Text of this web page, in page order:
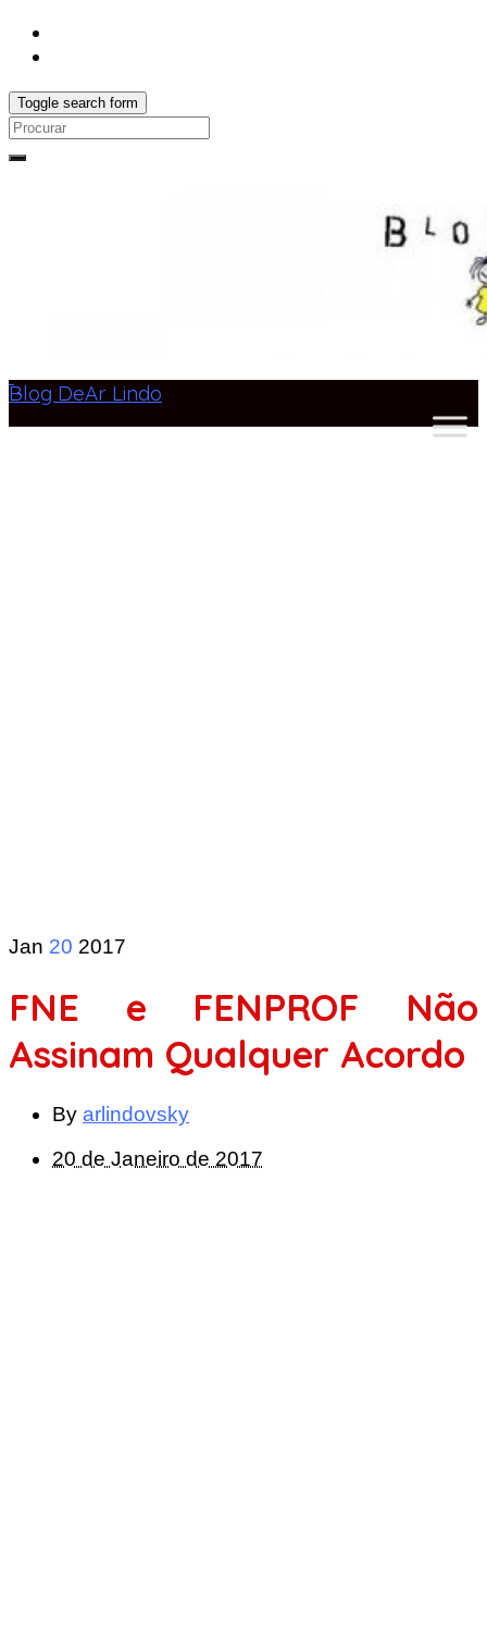
Toggle search form
Search
Blog DeAr Lindo
Jan 20 2017
FNE e FENPROF Não
Assinam Qualquer Acordo
By arlindovsky
20 de Janeiro de 2017